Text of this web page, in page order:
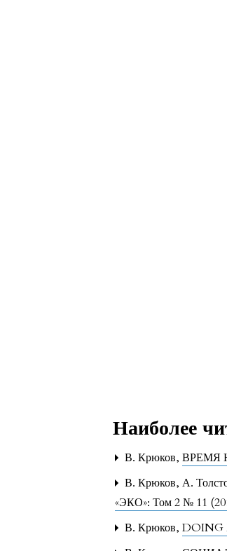
Наиболее
В. Крюков,ВРЕМЯ
В. Крюков, А.
«ЭКО»: Том 2 № 11
В. Крюков,DOING